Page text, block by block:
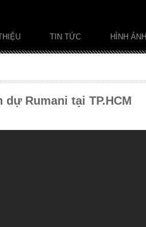
TIN TỨC HÌNH ẢNH
Rumani tại TP.HCM